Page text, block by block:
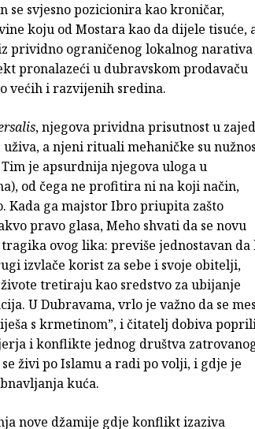
se svjesno pozicionira kao kroničar,
koju od Mostara kao da dijele tisuće,
prividno ograničenog lokalnog narativa
pronalazeći u dubravskom prodavaču
većih i razvijenih sredina.
, njegova prividna prisutnost u
a njeni rituali mehaničke su
je apsurdnija njegova uloga u
od čega ne profitira ni na koji način,
Kada ga majstor Ibro priupita zašto
pravo glasa, Meho shvati da se novu
ovog lika: previše jednostavan da
izvlače korist za sebe i svoje obitelji,
tretiraju kao sredstvo za ubijanje
U Dubravama, vrlo je važno da se
s krmetinom”, i čitatelj dobiva
i konflikte jednog društva
živi po Islamu a radi po volji, i gdje je
kuća.
nove džamije gdje konflikt izaziva